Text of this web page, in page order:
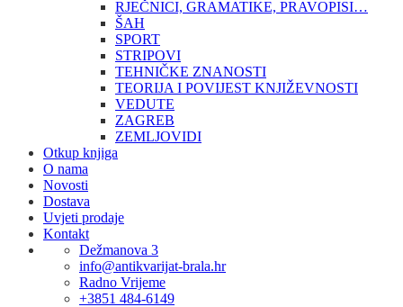
RJEČNICI, GRAMATIKE, PRAVOPISI…
ŠAH
SPORT
STRIPOVI
TEHNIČKE ZNANOSTI
TEORIJA I POVIJEST KNJIŽEVNOSTI
VEDUTE
ZAGREB
ZEMLJOVIDI
Otkup knjiga
O nama
Novosti
Dostava
Uvjeti prodaje
Kontakt
Dežmanova 3
info@antikvarijat-brala.hr
Radno Vrijeme
+3851 484-6149